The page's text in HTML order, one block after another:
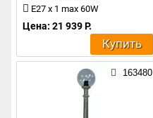
E27 x 1 max 60W
Цена: 21 939 Р.
Купить
163480